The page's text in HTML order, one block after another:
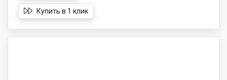
Купить в 1 клик